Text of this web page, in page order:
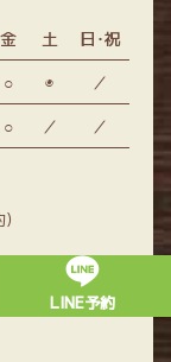
金 土
日･祝
○ ◉
／
○ ／ ／
LINE予約